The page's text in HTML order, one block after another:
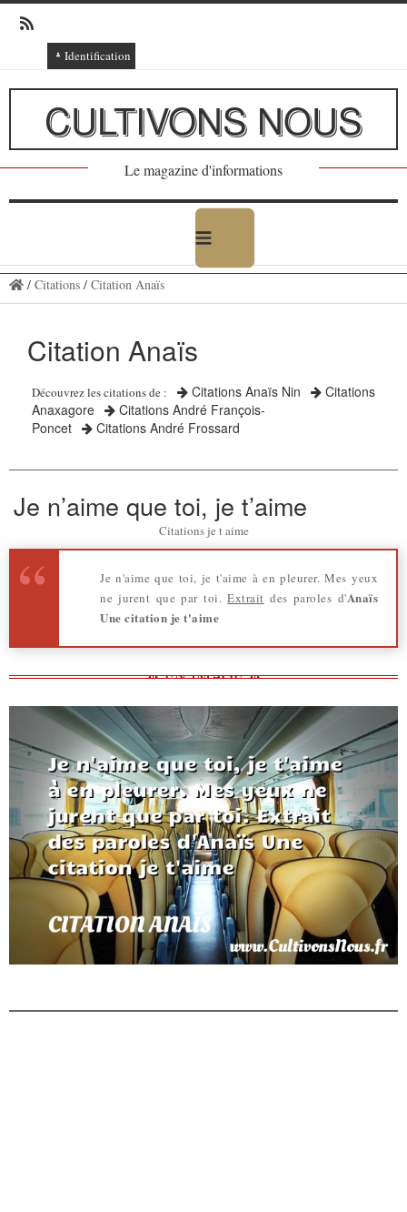
Identification
Connexion
Connexion via Facebook
Inscription
Ajout texte ou poème
CULTIVONS NOUS
Le magazine d'informations
/ Citations/ Citation Anaïs
Citation Anaïs
Découvrez les citations de : Citations Anaïs Nin
Citations
Anaxagore
Citations André François-
Poncet
Citations André Frossard
Je n’aime que toi, je t’aime
Citations je t aime
Je n'aime que toi, je t'aime à en pleurer. Mes yeux
ne jurent que par toi.Extrait des paroles d'Anaïs
Une citation je t'aime